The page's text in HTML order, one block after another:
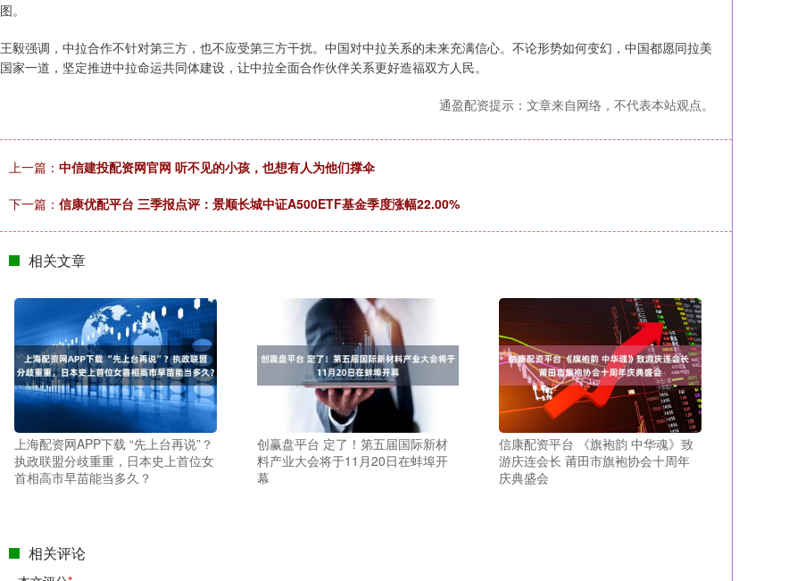
图。
王毅强调，中拉合作不针对第三方，也不应受第三方干扰。中国对中拉关系的未来充满信心。不论形势如何变幻，中国都愿同拉美
国家一道，坚定推进中拉命运共同体建设，让中拉全面合作伙伴关系更好造福双方人民。
通盈配资提示：文章来自网络，不代表本站观点。
上一篇： 中信建投配资网官网 听不见的小孩，也想有人为他们撑伞
下一篇： 信康优配平台 三季报点评：景顺长城中证A500ETF基金季度涨幅22.00%
相关文章
上海配资网APP下载 “先上台再说”？
执政联盟分歧重重，日本史上首位女
首相高市早苗能当多久？
创赢盘平台 定了！第五届国际新材
料产业大会将于11月20日在蚌埠开
幕
信康配资平台 《旗袍韵 中华魂》致
游庆连会长 莆田市旗袍协会十周年
庆典盛会
相关评论